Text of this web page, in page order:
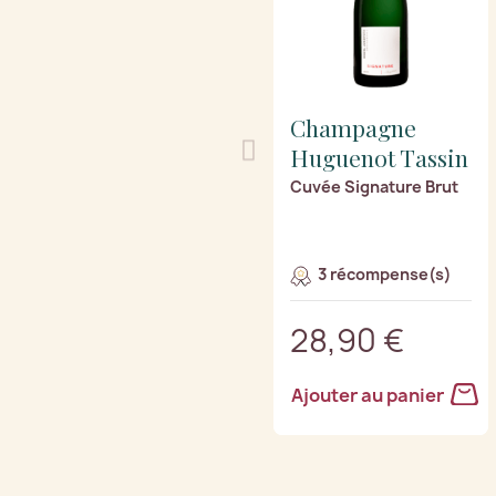
Champagne
Huguenot Tassin
Cuvée Signature Brut
3 récompense(s)
28,90 €
Ajouter au panier